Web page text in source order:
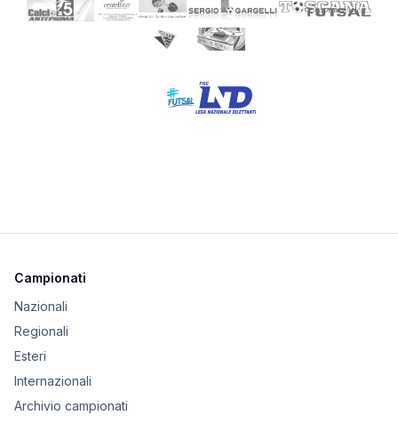
Campionati
Nazionali
Regionali
Esteri
Internazionali
Archivio campionati